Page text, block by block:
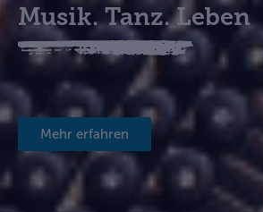
Musik. Tanz. Leben
Mehr erfahren